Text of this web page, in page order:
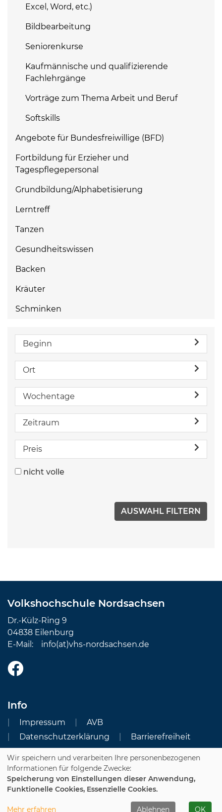
Excel, Word, etc.)
Bildbearbeitung
Seniorenkurse
Kaufmännische und qualifizierende
Fachlehrgänge
Vorträge zum Thema Arbeit und Beruf
Softskills
Angebote für Bundesfreiwillige (BFD)
Fortbildung für Erzieher und
Tagespflegepersonal
Grundbildung/Alphabetisierung
Lerntreff
Tanzen
Gesundheitswissen
Backen
Kräuter
Schminken
Beginn
Ort
Wochentage
Zeitraum
Preis
nicht volle
Volkshochschule Nordsachsen
Dr.-Külz-Ring 9
04838 Eilenburg
E-Mail: info(at)vhs-nordsachsen.de
Info
Impressum
AVB
Datenschutzerklärung
Barrierefreiheit
Cookie Einstellungen
Dozenten-Login
Wir speichern und verarbeiten Ihre personenbezogenen
Informationen für folgende Zwecke:
Speicherung von Einstellungen dieser Anwendung,
Funktionelle Cookies, Essenzielle Cookies.
Mehr erfahren Ablehnen OK